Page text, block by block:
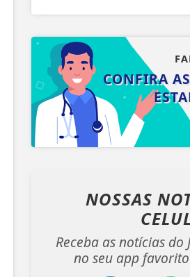
CONFIRA
NOSSAS
Receba as notícias do
no seu app